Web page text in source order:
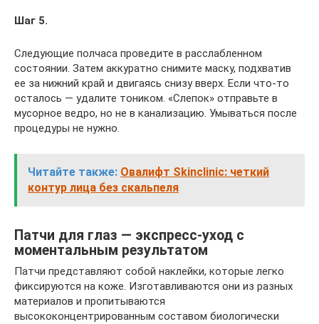
Шаг 5.
Следующие полчаса проведите в расслабленном
состоянии. Затем аккуратно снимите маску, подхватив
ее за нижний край и двигаясь снизу вверх. Если что-то
осталось — удалите тоником. «Слепок» отправьте в
мусорное ведро, но не в канализацию. Умываться после
процедуры не нужно.
Читайте также: Овалифт Skinclinic: четкий
контур лица без скальпеля
Патчи для глаз — экспресс-уход с
моментальным результатом
Патчи представляют собой наклейки, которые легко
фиксируются на коже. Изготавливаются они из разных
материалов и пропитываются
высококонцентрированным составом биологически